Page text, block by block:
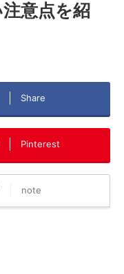
意点を紹
Share
Pinterest
note